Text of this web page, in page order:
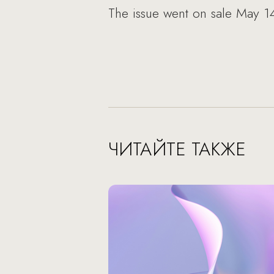
The issue went on sale May
ЧИТАЙТЕ ТАКЖЕ